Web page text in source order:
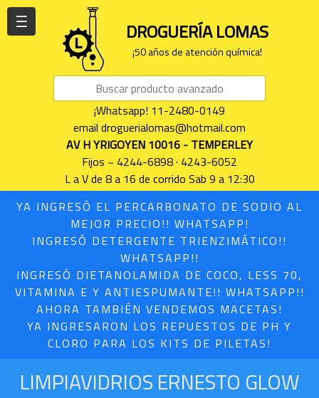
DROGUERÍA LOMAS
¡50 años de atención química!
¡Whatsapp! 11-2480-0149
email droguerialomas@hotmail.com
AV H YRIGOYEN 10016 - TEMPERLEY
Fijos ~ 4244-6898 · 4243-6052
L a V de 8 a 16 de corrido Sab 9 a 12:30
YA INGRESÓ EL PERCARBONATO DE SODIO AL
MEJOR PRECIO!! WHATSAPP!
INGRESÓ DETERGENTE TRIENZIMÁTICO!!
WHATSAPP!!
INGRESÓ DIETANOLAMIDA DE COCO, LESS 70,
VITAMINA E Y ANTIESPUMANTE!! WHATSAPP!!
AHORA TAMBIÉN VENDEMOS MACETAS!
YA INGRESARON LOS REPUESTOS DE PH Y
CLORO PARA LOS KITS DE PILETAS!
| | |
LIMPIAVIDRIOS ERNESTO GLOW